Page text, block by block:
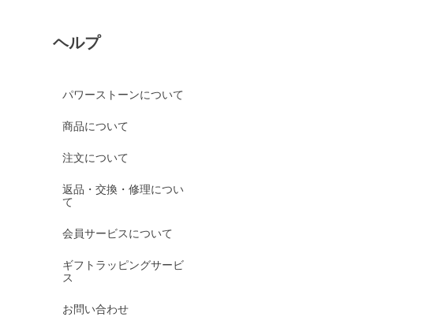
ヘルプ
パワーストーンについて
商品について
注文について
返品・交換・修理につい
て
会員サービスについて
ギフトラッピングサービ
ス
お問い合わせ